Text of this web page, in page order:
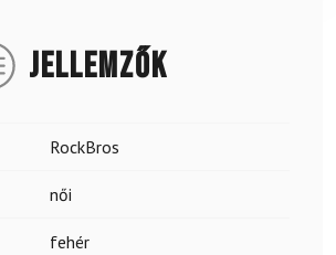
JELLEMZŐK
RockBros
női
fehér